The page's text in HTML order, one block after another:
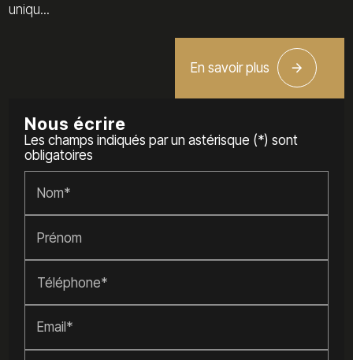
uniqu...
En savoir plus
Nous écrire
Les champs indiqués par un astérisque (*) sont
obligatoires
Nom*
Prénom
Téléphone*
Email*